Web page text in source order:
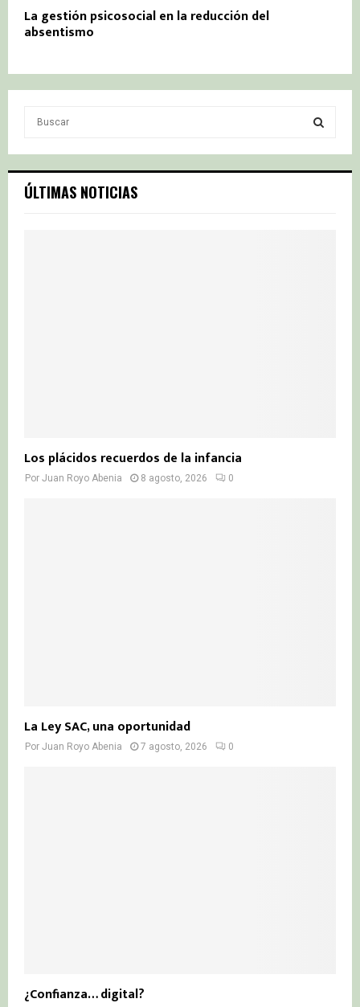
La gestión psicosocial en la reducción del
absentismo
c
h
S
ÚLTIMAS NOTICIAS
Los plácidos recuerdos de la infancia
Por Juan Royo Abenia 8 agosto, 2026 0
La Ley SAC, una oportunidad
Por Juan Royo Abenia 7 agosto, 2026 0
¿Confianza… digital?